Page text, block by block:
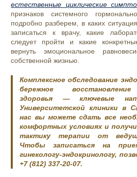
естественные циклические
признаков системного
подробно разберем, в каких
записаться к врачу, какие
следует пройти и какие
вернуть эмоциональное
собственной жизнью.
Комплексное обследование
бережное
здоровья — ключевые
Университетской клиники в
нас вы можете сдать все
комфортных условиях и
тактику терапии от
Чтобы записаться на
гинекологу-эндокринологу,
+7 (812) 337-20-07.